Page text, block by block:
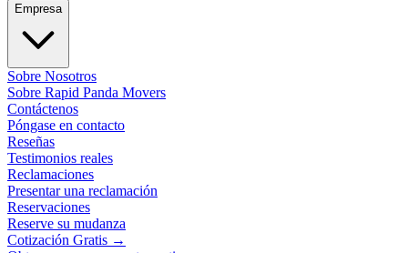
Empresa
Sobre Nosotros
Sobre Rapid Panda Movers
Contáctenos
Póngase en contacto
Reseñas
Testimonios reales
Reclamaciones
Presentar una reclamación
Reservaciones
Reserve su mudanza
Cotización Gratis →